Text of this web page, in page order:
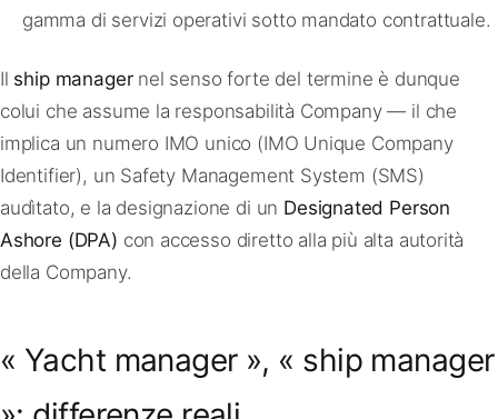
gamma di servizi operativi sotto mandato contrattuale.
Il ship managernel senso forte del termine è dunque
colui che assume la responsabilità Company — il che
implica un numero IMO unico (IMO Unique Company
Identifier), un Safety Management System (SMS)
audìtato, e la designazione di un Designated Person
Ashore (DPA) con accesso diretto alla più alta autorità
della Company.
« Yacht manager », « ship manager